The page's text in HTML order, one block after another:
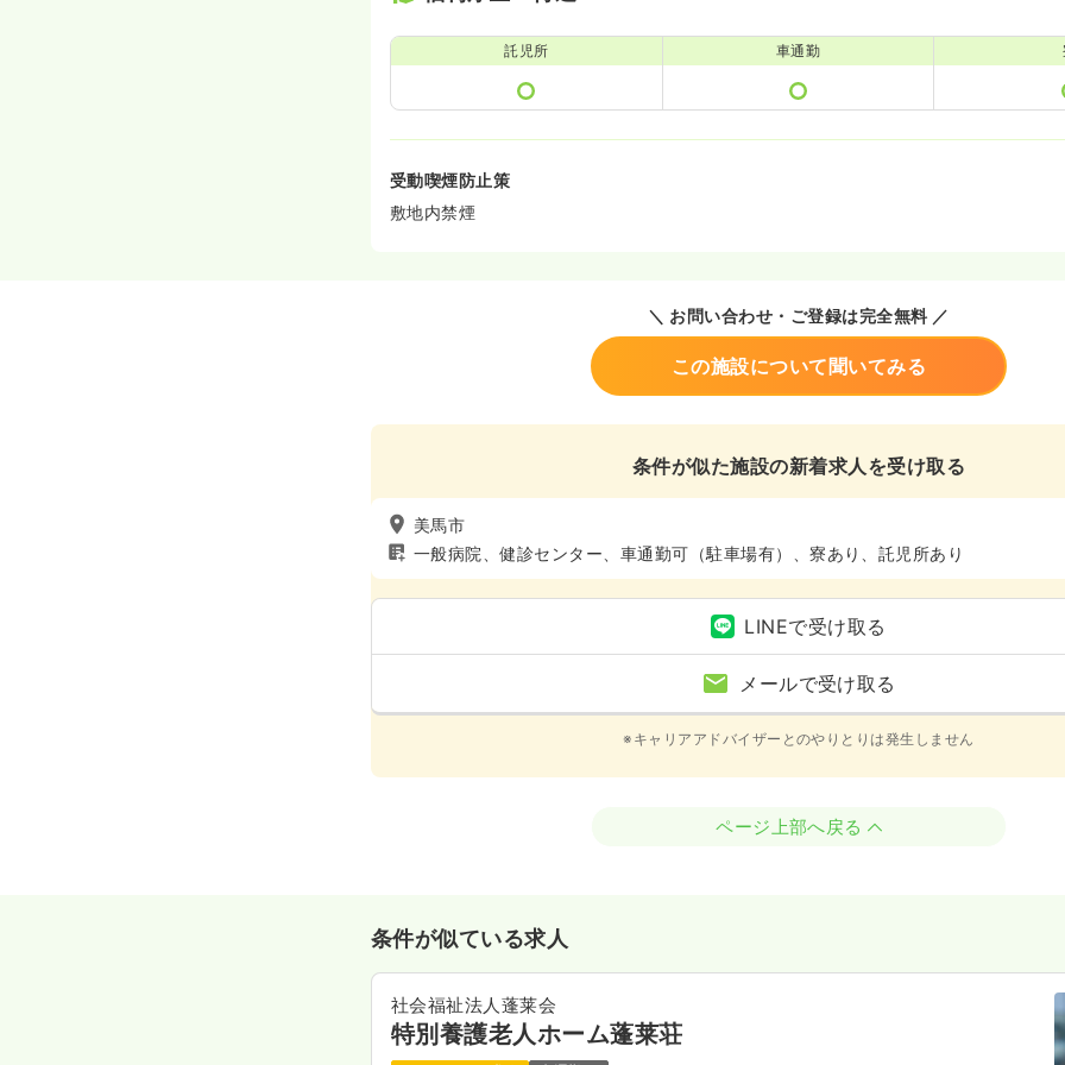
託児所 車通勤
受動喫煙防止策
敷地内禁煙
＼ お問い合わせ・ご登録は完全無料 ／
この施設について聞いてみる
条件が似た施設の新着求人を受け取る
美馬市
一般病院、健診センター、車通勤可（駐車場有）、寮あり、託児所あり
LINEで受け取る
メールで受け取る
※キャリアアドバイザーとのやりとりは発生しません
ページ上部へ戻る
条件が似ている求人
社会福祉法人蓬莱会
特別養護老人ホーム蓬莱荘